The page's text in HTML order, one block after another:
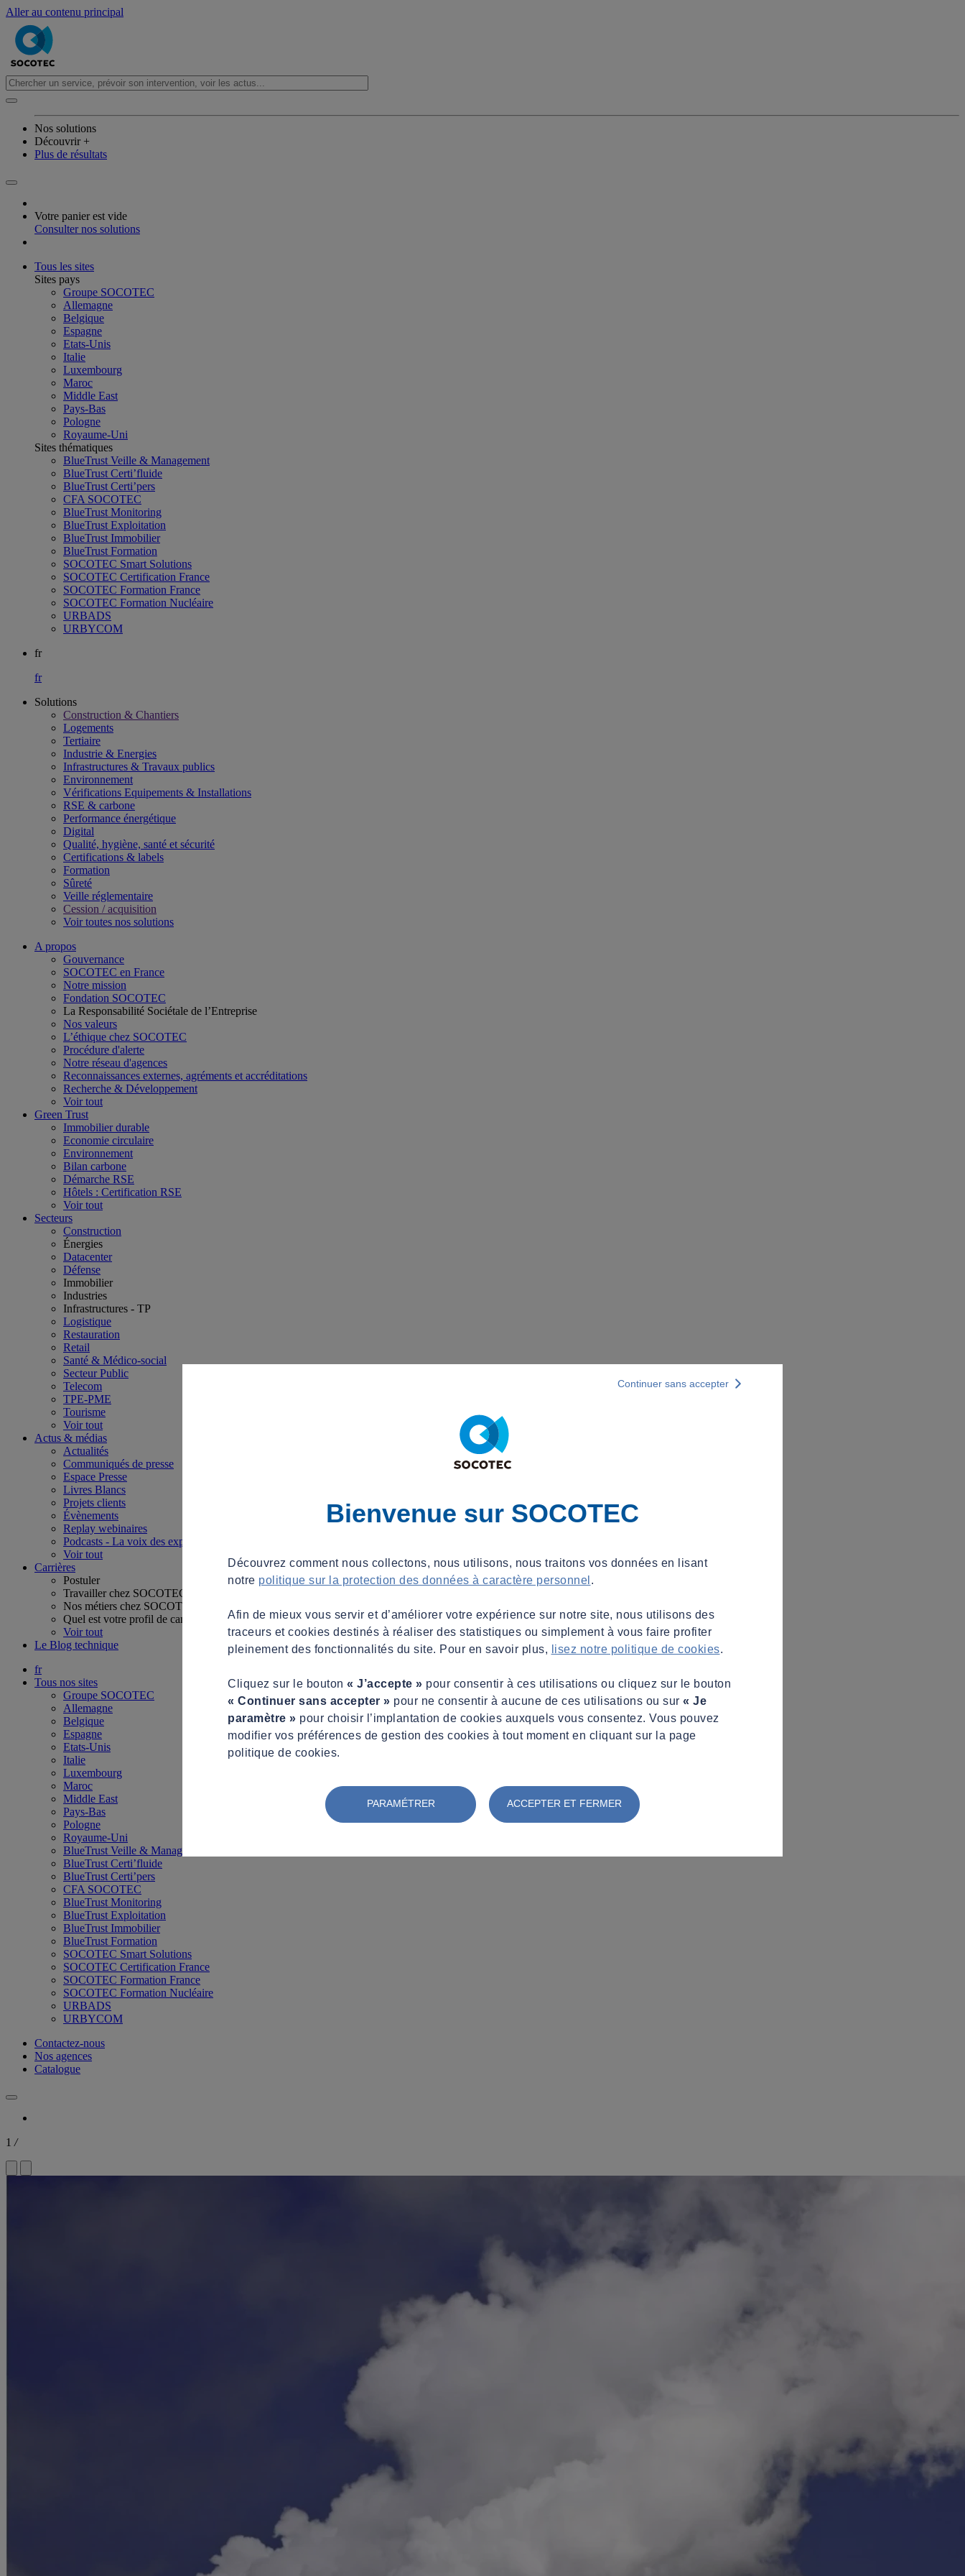
Aller au contenu principal
Nos solutions
Découvrir +
Plus de résultats
Votre panier est vide
Consulter nos solutions
Tous les sites
Sites pays
Groupe SOCOTEC
Allemagne
Belgique
Espagne
Etats-Unis
Italie
Luxembourg
Maroc
Middle East
Pays-Bas
Pologne
Royaume-Uni
Sites thématiques
BlueTrust Veille & Management
BlueTrust Certi’fluide
BlueTrust Certi’pers
CFA SOCOTEC
BlueTrust Monitoring
BlueTrust Exploitation
BlueTrust Immobilier
BlueTrust Formation
SOCOTEC Smart Solutions
SOCOTEC Certification France
SOCOTEC Formation France
SOCOTEC Formation Nucléaire
URBADS
URBYCOM
fr
fr
Solutions
Construction & Chantiers
Logements
Tertiaire​
Industrie & Energies
Infrastructures & Travaux publics​
Environnement​
Vérifications Equipements & Installations​
RSE & carbone​
Performance énergétique​
Digital
Qualité, hygiène, santé et sécurité​
Certifications & labels​
Formation​
Sûreté​
Veille réglementaire
Cession / acquisition​
Voir toutes nos solutions
A propos
Gouvernance
SOCOTEC en France
Notre mission
Fondation SOCOTEC
La Responsabilité Sociétale de l’Entreprise
Nos valeurs
L’éthique chez SOCOTEC
Procédure d'alerte
Notre réseau d'agences
Reconnaissances externes, agréments et accréditations
Recherche & Développement
Voir tout
Green Trust
Immobilier durable
Economie circulaire
Environnement
Bilan carbone
Démarche RSE
Hôtels : Certification RSE
Voir tout
Secteurs
Construction
Énergies
Datacenter
Défense
Immobilier
Industries
Infrastructures - TP
Logistique
Restauration
Retail
Santé & Médico-social
Secteur Public
Telecom
TPE-PME
Tourisme
Voir tout
Actus & médias
Actualités
Communiqués de presse
Espace Presse
Livres Blancs
Projets clients
Évènements
Replay webinaires
Podcasts - La voix des experts
Voir tout
Carrières
Postuler
Travailler chez SOCOTEC
Nos métiers chez SOCOTEC
Quel est votre profil de candidat ?
Voir tout
Le Blog technique
fr
Tous nos sites
Groupe SOCOTEC
Allemagne
Belgique
Espagne
Etats-Unis
Italie
Luxembourg
Maroc
Middle East
Pays-Bas
Pologne
Royaume-Uni
BlueTrust Veille & Management
BlueTrust Certi’fluide
BlueTrust Certi’pers
CFA SOCOTEC
BlueTrust Monitoring
BlueTrust Exploitation
BlueTrust Immobilier
BlueTrust Formation
SOCOTEC Smart Solutions
SOCOTEC Certification France
SOCOTEC Formation France
SOCOTEC Formation Nucléaire
URBADS
URBYCOM
Contactez-nous
Nos agences
Catalogue
1 /
Bienvenue sur SOCOTEC
Découvrez comment nous collectons, nous utilisons, nous traitons vos données en lisant
notre politique sur la protection des données à caractère personnel .
Afin de mieux vous servir et d’améliorer votre expérience sur notre site, nous utilisons des
traceurs et cookies destinés à réaliser des statistiques ou simplement à vous faire profiter
pleinement des fonctionnalités du site. Pour en savoir plus,
lisez notre politique de cookies.
Cliquez sur le bouton « J’accepte » pour consentir à ces utilisations ou cliquez sur le bouton
« Continuer sans accepter » pour ne consentir à aucune de ces utilisations ou sur « Je
paramètre » pour choisir l’implantation de cookies auxquels vous consentez. Vous pouvez
modifier vos préférences de gestion des cookies à tout moment en cliquant sur la page
politique de cookies.
PARAMÉTRER ACCEPTER ET FERMER
Continuer sans accepter